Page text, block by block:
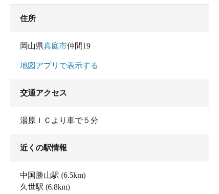
住所
岡山県真庭市仲間19
地図アプリで表示する
交通アクセス
湯原ＩＣより車で５分
近くの駅情報
中国勝山駅 (6.5km)
久世駅 (6.8km)